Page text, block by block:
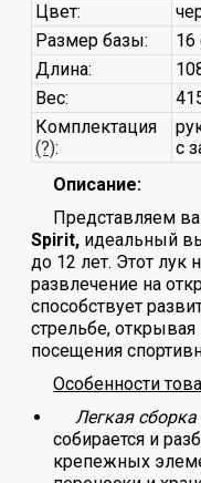
Цвет:
Размер базы:
16
Длина:
Вес:
Комплектация
(?):
с
Описание:
Представляем
Spirit, идеальный
до 12 лет. Этот лук
развлечение на
способствует
стрельбе,
посещения
Особенности
Легкая
собирается и
крепежных